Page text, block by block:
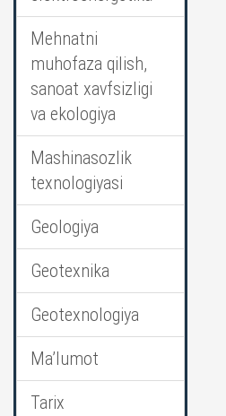
Mehnatni
muhofaza qilish,
sanoat xavfsizligi
va ekologiya
Mashinasozlik
texnologiyasi
Geologiya
Geotexnika
Geotexnologiya
Ma’lumot
Tarix